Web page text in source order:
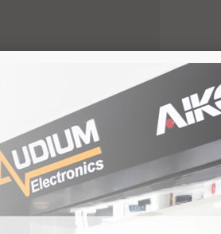
0 Adicionar
ao orçamento